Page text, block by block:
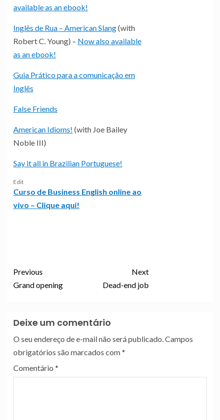
available as an ebook!
Inglês de Rua – American Slang(with
Robert C. Young) – Now also available
as an ebook!
Guia Prático para a comunicação em
Inglês
False Friends
American Idioms! (with Joe Bailey
Noble III)
Say it all in Brazilian Portuguese!
Edit
Curso de Business English online ao
vivo – Clique aqui!
Previous
Grand opening
Next
Dead-end job
Deixe um comentário
O seu endereço de e-mail não será publicado. Campos
obrigatórios são marcados com*
Comentário *